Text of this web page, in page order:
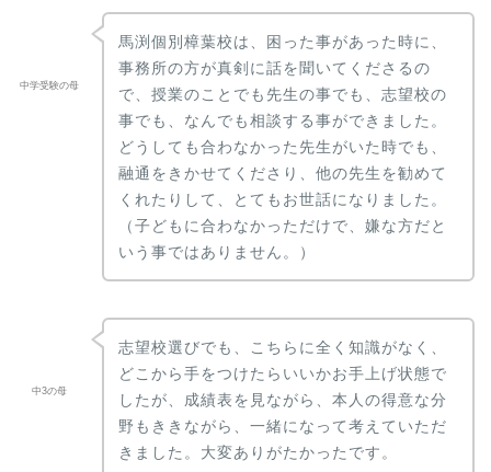
中学受験の母
馬渕個別樟葉校は、困った事があった時に、
事務所の方が真剣に話を聞いてくださるの
で、授業のことでも先生の事でも、志望校の
事でも、なんでも相談する事ができました。
どうしても合わなかった先生がいた時でも、
融通をきかせてくださり、他の先生を勧めて
くれたりして、とてもお世話になりました。
（子どもに合わなかっただけで、嫌な方だと
いう事ではありません。）
中3の母
志望校選びでも、こちらに全く知識がなく、
どこから手をつけたらいいかお手上げ状態で
したが、成績表を見ながら、本人の得意な分
野もききながら、一緒になって考えていただ
きました。大変ありがたかったです。